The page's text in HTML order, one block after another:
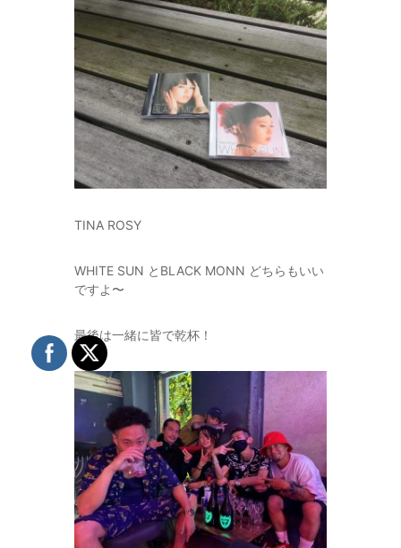
TINA ROSY
WHITE SUN とBLACK MONN どちらもいい
ですよ〜
最後は一緒に皆で乾杯！